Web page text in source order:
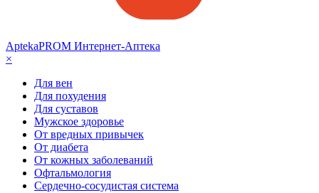
AptekaPROM Интернет-Аптека
×
Для вен
Для похудения
Для суставов
Мужское здоровье
От вредных привычек
От диабета
От кожных заболеваний
Офтальмология
Сердечно-сосудистая система